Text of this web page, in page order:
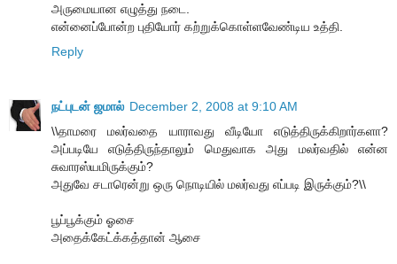
அருமையான எழுத்து நடை.
என்னைப்போன்ற புதியோர் கற்றுக்கொள்ளவேண்டிய உத்தி.
Reply
நட்புடன் ஜமால் December 2, 2008 at 9:10 AM
\\தாமரை மலர்வதை யாராவது வீடியோ எடுத்திருக்கிறார்களா?
அப்படியே எடுத்திருந்தாலும் மெதுவாக அது மலர்வதில் என்ன
சுவாரஸ்யமிருக்கும்?
அதுவே சடாரென்று ஒரு நொடியில் மலர்வது எப்படி இருக்கும்?\\
பூப்பூக்கும் ஓசை
அதைக்கேட்க்கத்தான் ஆசை